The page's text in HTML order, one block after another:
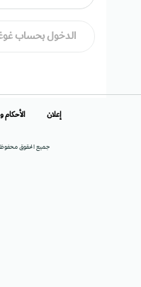
الدخول بحساب
جميع الحقوق
إعلان الأحكام